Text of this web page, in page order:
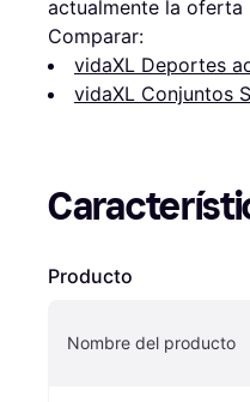
actualmente la oferta
Comparar:
vidaXL Deportes
vidaXL Conjuntos
Producto
Nombre del producto